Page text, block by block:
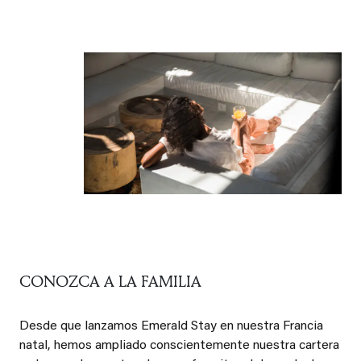
CONOZCA A LA FAMILIA
Desde que lanzamos Emerald Stay en nuestra Francia
natal, hemos ampliado conscientemente nuestra cartera